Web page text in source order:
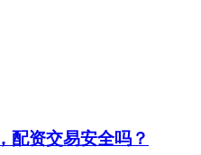
配资交易安全吗？